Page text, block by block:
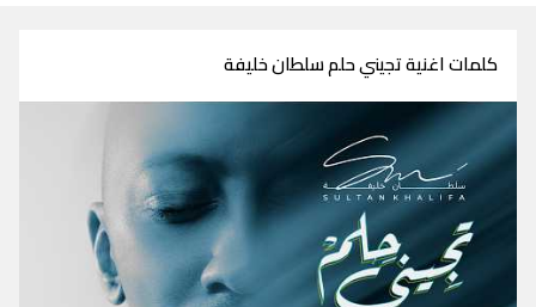
كلمات اغنية تجيني حلم سلطان خليفة